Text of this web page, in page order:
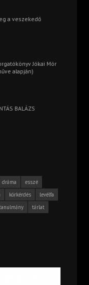
a veszekedő
Jókai Mór
alapján)
BALÁZS
dráma
esszé
körkérdés
levélfa
tárlat